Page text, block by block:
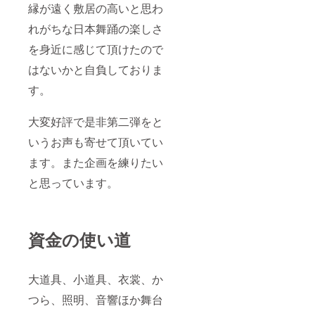
縁が遠く敷居の高いと思わ
れがちな日本舞踊の楽しさ
を身近に感じて頂けたので
はないかと自負しておりま
す。
大変好評で是非第二弾をと
いうお声も寄せて頂いてい
ます。また企画を練りたい
と思っています。
資金の使い道
大道具、小道具、衣裳、か
つら、照明、音響ほか舞台